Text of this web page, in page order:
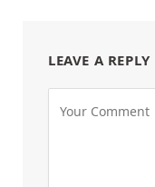
LEAVE A REPLY